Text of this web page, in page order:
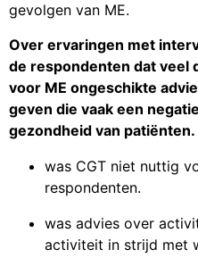
gevolgen van ME.
Over ervaringen met
de respondenten dat veel
voor ME ongeschikte
geven die vaak een
gezondheid van patiënten.
was CGT niet nuttig
respondenten.
was advies over
activiteit in strijd met